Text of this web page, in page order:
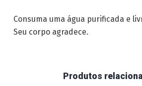
Consuma uma água purificada e
Seu corpo agradece.
Produtos